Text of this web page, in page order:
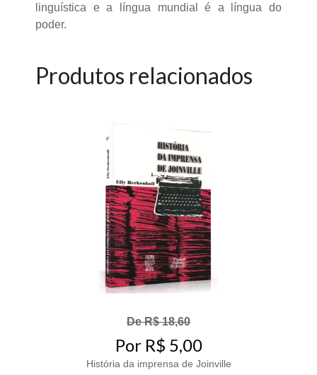
linguística e a língua mundial é a língua do
poder.
Produtos relacionados
De R$ 18,60
Por R$ 5,00
História da imprensa de Joinville